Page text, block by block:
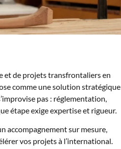
et de projets transfrontaliers en
comme une solution stratégique
pas : réglementation,
étape exige expertise et rigueur.
accompagnement sur mesure,
vos projets à l’international.